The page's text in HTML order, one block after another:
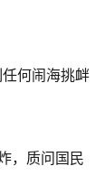
何闹海挑衅
，质问国民